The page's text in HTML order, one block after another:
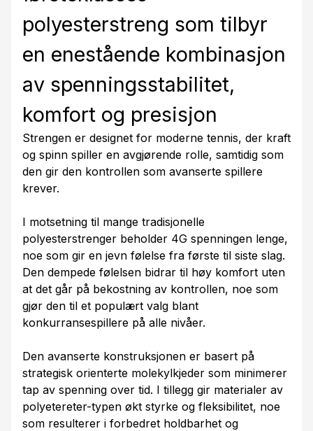
polyesterstreng som tilbyr
en enestående kombinasjon
av spenningsstabilitet,
komfort og presisjon
Strengen er designet for moderne tennis, der kraft
og spinn spiller en avgjørende rolle, samtidig som
den gir den kontrollen som avanserte spillere
krever.
I motsetning til mange tradisjonelle
polyesterstrenger beholder 4G spenningen lenge,
noe som gir en jevn følelse fra første til siste slag.
Den dempede følelsen bidrar til høy komfort uten
at det går på bekostning av kontrollen, noe som
gjør den til et populært valg blant
konkurransespillere på alle nivåer.
Den avanserte konstruksjonen er basert på
strategisk orienterte molekylkjeder som minimerer
tap av spenning over tid. I tillegg gir materialer av
polyetereter-typen økt styrke og fleksibilitet, noe
som resulterer i forbedret holdbarhet og